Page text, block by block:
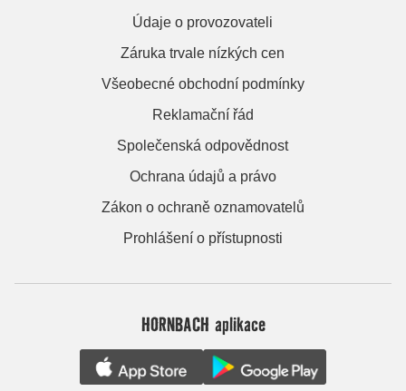
Údaje o provozovateli
Záruka trvale nízkých cen
Všeobecné obchodní podmínky
Reklamační řád
Společenská odpovědnost
Ochrana údajů a právo
Zákon o ochraně oznamovatelů
Prohlášení o přístupnosti
HORNBACH aplikace